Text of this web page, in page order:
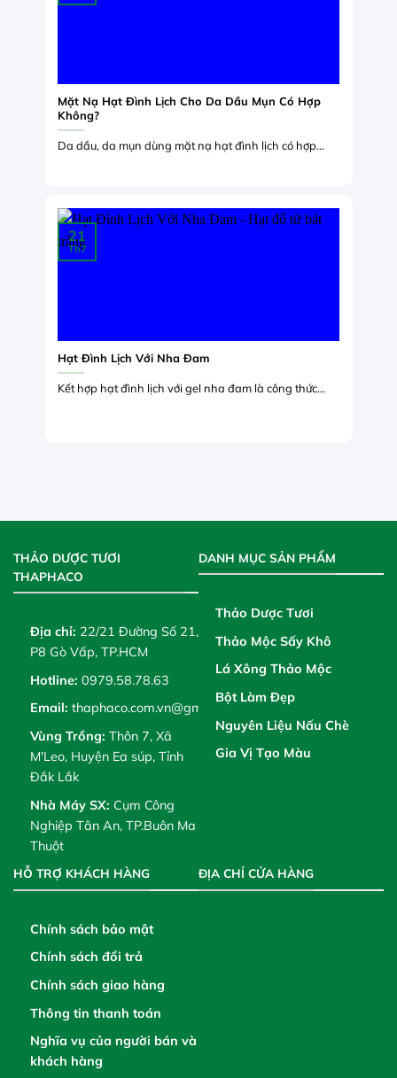
Mặt Nạ Hạt Đình Lịch Cho Da Dầu Mụn Có Hợp
Không?
Da dầu, da mụn dùng mặt nạ hạt đình lịch có hợp...
Hạt Đình Lịch Với Nha Đam
Kết hợp hạt đình lịch với gel nha đam là công thức...
21
Th7
THẢO DƯỢC TƯƠI
THAPHACO
Địa chỉ: 22/21 Đường Số 21,
P8 Gò Vấp, TP.HCM
Hotline: 0979.58.78.63
Email: thaphaco.com.vn@gmail.com
Vùng Trồng: Thôn 7, Xã
M'Leo, Huyện Ea súp, Tỉnh
Đắk Lắk
Nhà Máy SX: Cụm Công
Nghiệp Tân An, TP.Buôn Ma
Thuột
DANH MỤC SẢN PHẨM
Thảo Dược Tươi
Thảo Mộc Sấy Khô
Lá Xông Thảo Mộc
Bột Làm Đẹp
Nguyên Liệu Nấu Chè
Gia Vị Tạo Màu
HỖ TRỢ KHÁCH HÀNG
Chính sách bảo mật
Chính sách đổi trả
Chính sách giao hàng
Thông tin thanh toán
Nghĩa vụ của người bán và
khách hàng
ĐỊA CHỈ CỬA HÀNG